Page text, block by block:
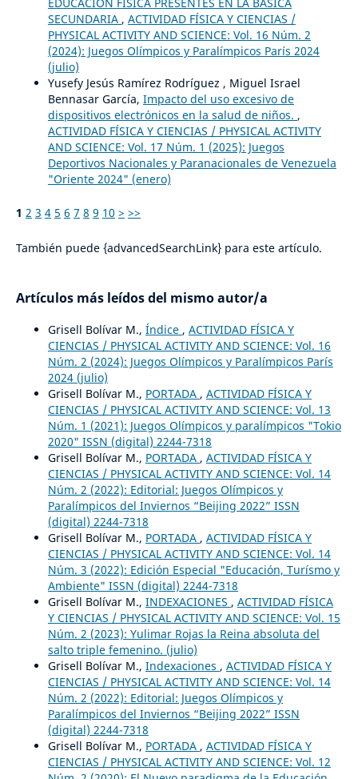
SECUNDARIA , ACTIVIDAD FÍSICA Y CIENCIAS /
PHYSICAL ACTIVITY AND SCIENCE: Vol. 16 Núm. 2
(2024): Juegos Olímpicos y Paralímpicos París 2024
(julio)
Yusefy Jesús Ramírez Rodríguez , Miguel Israel
Bennasar García, Impacto del uso excesivo de
dispositivos electrónicos en la salud de niños. ,
ACTIVIDAD FÍSICA Y CIENCIAS / PHYSICAL ACTIVITY
AND SCIENCE: Vol. 17 Núm. 1 (2025): Juegos
Deportivos Nacionales y Paranacionales de Venezuela
"Oriente 2024" (enero)
1 2 3 4 5 6 7 8 9 10 > >>
También puede {advancedSearchLink} para este artículo.
Artículos más leídos del mismo autor/a
Grisell Bolívar M., Índice , ACTIVIDAD FÍSICA Y
CIENCIAS / PHYSICAL ACTIVITY AND SCIENCE: Vol. 16
Núm. 2 (2024): Juegos Olímpicos y Paralímpicos París
2024 (julio)
Grisell Bolívar M., PORTADA , ACTIVIDAD FÍSICA Y
CIENCIAS / PHYSICAL ACTIVITY AND SCIENCE: Vol. 13
Núm. 1 (2021): Juegos Olímpicos y paralímpicos "Tokio
2020" ISSN (digital) 2244-7318
Grisell Bolívar M., PORTADA , ACTIVIDAD FÍSICA Y
CIENCIAS / PHYSICAL ACTIVITY AND SCIENCE: Vol. 14
Núm. 2 (2022): Editorial: Juegos Olímpicos y
Paralímpicos del Inviernos “Beijing 2022” ISSN
(digital) 2244-7318
Grisell Bolívar M., PORTADA , ACTIVIDAD FÍSICA Y
CIENCIAS / PHYSICAL ACTIVITY AND SCIENCE: Vol. 14
Núm. 3 (2022): Edición Especial "Educación, Turísmo y
Ambiente" ISSN (digital) 2244-7318
Grisell Bolívar M., INDEXACIONES , ACTIVIDAD FÍSICA
Y CIENCIAS / PHYSICAL ACTIVITY AND SCIENCE: Vol. 15
Núm. 2 (2023): Yulimar Rojas la Reina absoluta del
salto triple femenino. (julio)
Grisell Bolívar M., Indexaciones , ACTIVIDAD FÍSICA Y
CIENCIAS / PHYSICAL ACTIVITY AND SCIENCE: Vol. 14
Núm. 2 (2022): Editorial: Juegos Olímpicos y
Paralímpicos del Inviernos “Beijing 2022” ISSN
(digital) 2244-7318
Grisell Bolívar M., PORTADA , ACTIVIDAD FÍSICA Y
CIENCIAS / PHYSICAL ACTIVITY AND SCIENCE: Vol. 12